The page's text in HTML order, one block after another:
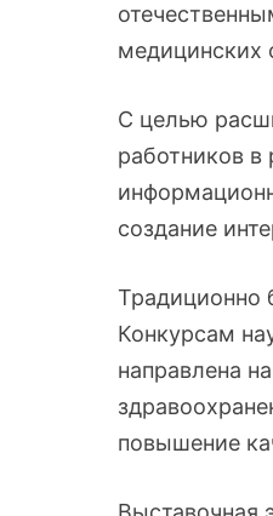
медицинских
С целью
работников
создание
Традиционно
Конкурсам
направлена
повышение